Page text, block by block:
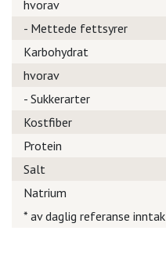
hvorav
- Mettede fettsyrer
Karbohydrat
hvorav
- Sukkerarter
Kostfiber
Protein
Salt
Natrium
* av daglig referanse inntak